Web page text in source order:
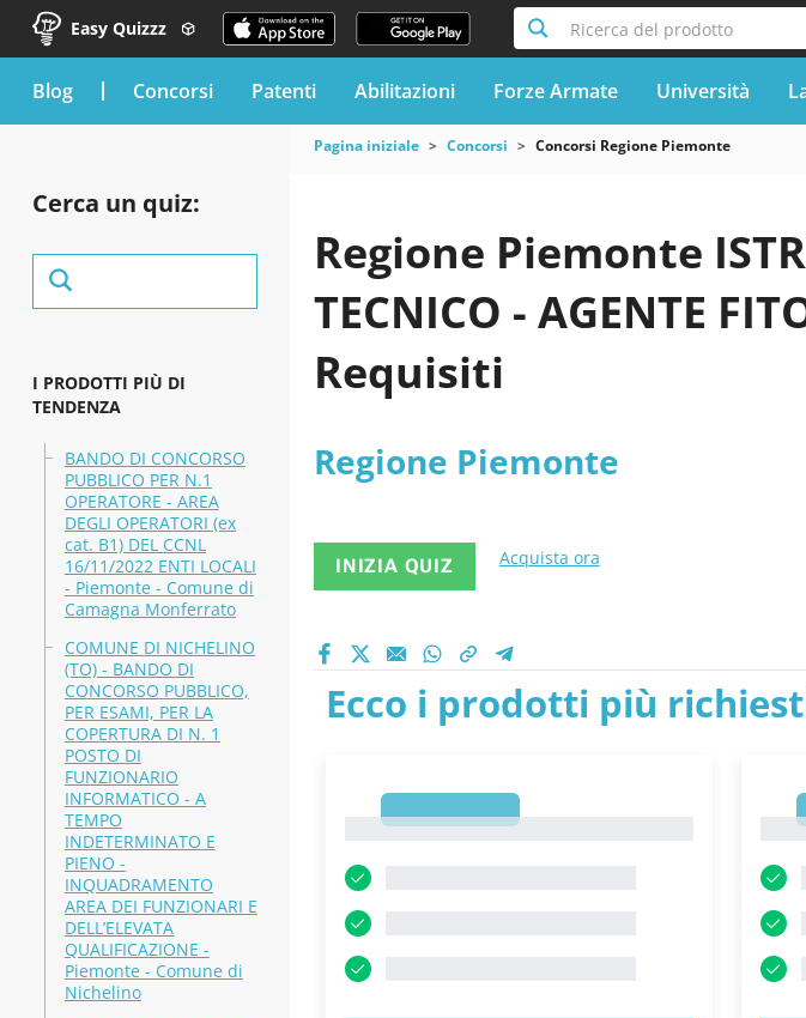
Easy Quizzz Ricerca del prodotto
blog Concorsi Patenti Abilitazioni Forze Armate Università
Cerca un quiz:
I PRODOTTI PIÙ DI
TENDENZA
BANDO DI CONCORSO
PUBBLICO PER N.1
OPERATORE - AREA
DEGLI OPERATORI (ex
cat. B1) DEL CCNL
16/11/2022 ENTI LOCALI
- Piemonte - Comune di
Camagna Monferrato
COMUNE DI NICHELINO
(TO) - BANDO DI
CONCORSO PUBBLICO,
PER ESAMI, PER LA
COPERTURA DI N. 1
POSTO DI
FUNZIONARIO
INFORMATICO - A
TEMPO
INDETERMINATO E
PIENO -
INQUADRAMENTO
AREA DEI FUNZIONARI E
DELL’ELEVATA
QUALIFICAZIONE -
Piemonte - Comune di
Nichelino
Pagina iniziale Concorsi Concorsi Regione Piemonte
Regione Piemonte
TECNICO - AGENTE
Requisiti
Regione Piemonte
INIZIA QUIZ Acquista ora
Ecco i prodotti più